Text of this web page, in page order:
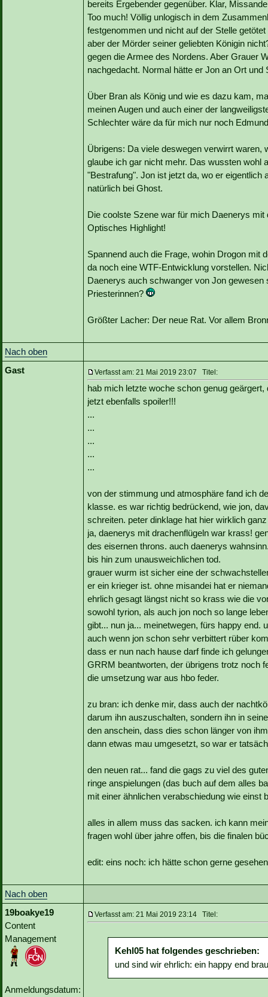
bereits Ergebender gegenüber. Klar,
Too much! Völlig unlogisch in dem
festgenommen und nicht auf der Stelle
aber der Mörder seiner geliebten Königin
gegen die Armee des Nordens. Aber Grauer
nachgedacht. Normal hätte er Jon an Ort
Über Bran als König und wie es dazu kam,
meinen Augen und auch einer der
Schlechter wäre da für mich nur noch
Übrigens: Da viele deswegen verwirrt waren,
glaube ich gar nicht mehr. Das wussten wohl
"Bestrafung". Jon ist jetzt da, wo er eigentlich
natürlich bei Ghost.
Die coolste Szene war für mich Daenerys
Optisches Highlight!
Spannend auch die Frage, wohin Drogon mit
da noch eine WTF-Entwicklung vorstellen.
Daenerys auch schwanger von Jon
Priesterinnen?
Größter Lacher: Der neue Rat. Vor allem
Nach oben
Gast
Verfasst am: 21 Mai 2019 23:07 Titel:
hab mich letzte woche schon genug
jetzt ebenfalls spoiler!!!
...
...
...
...
...
von der stimmung und atmosphäre fand ich
klasse. es war richtig bedrückend, wie jon,
schreiten. peter dinklage hat hier wirklich
ja, daenerys mit drachenflügeln war krass!
des eisernen throns. auch daenerys
bis hin zum unausweichlichen tod.
grauer wurm ist sicher eine der
er ein krieger ist. ohne misandei hat er
ehrlich gesagt längst nicht so krass wie die
sowohl tyrion, als auch jon noch so lange
gibt... nun ja... meinetwegen, fürs happy end.
auch wenn jon schon sehr verbittert rüber
dass er nun nach hause darf finde ich
GRRM beantworten, der übrigens trotz noch
die umsetzung war aus hbo feder.
zu bran: ich denke mir, dass auch der
darum ihn auszuschalten, sondern ihn in
den anschein, dass dies schon länger von
dann etwas mau umgesetzt, so war er
den neuen rat... fand die gags zu viel des
ringe anspielungen (das buch auf dem alles
mit einer ähnlichen verabschiedung wie einst
alles in allem muss das sacken. ich kann
fragen wohl über jahre offen, bis die finalen
edit: eins noch: ich hätte schon gerne
Nach oben
19boakye19
Content
Management
Anmeldungsdatum:
Verfasst am: 21 Mai 2019 23:14 Titel:
Kehl05 hat folgendes geschrieben:
und sind wir ehrlich: ein happy end